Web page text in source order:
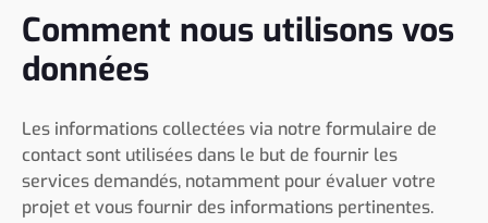
Comment nous utilisons vos
données
Les informations collectées via notre formulaire de
contact sont utilisées dans le but de fournir les
services demandés, notamment pour évaluer votre
projet et vous fournir des informations pertinentes.